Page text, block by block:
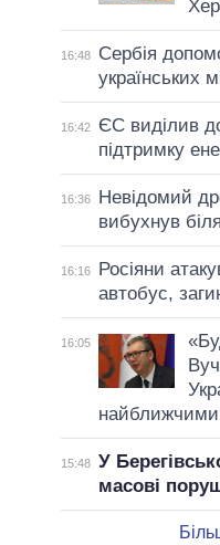
16:48
Сербія
українських
16:42
ЄС виділив
підтримку
16:36
Невідомий
вибухнув
16:16
Росіяни
автобус,
16:05
15:48 У
масові